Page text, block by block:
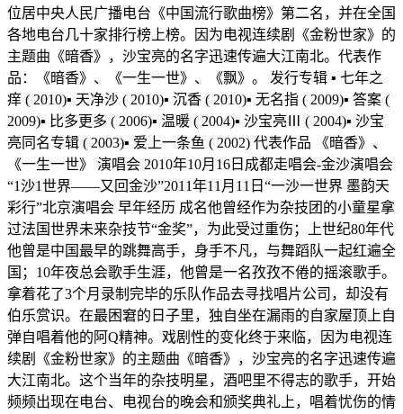
位居中央人民广播电台《中国流行歌曲榜》第二名，并在全国
各地电台几十家排行榜上榜。因为电视连续剧《金粉世家》的
主题曲《暗香》，沙宝亮的名字迅速传遍大江南北。代表作
品：《暗香》、《一生一世》、《飘》。 发行专辑 ▪ 七年之
痒 ( 2010)▪ 天净沙 ( 2010)▪ 沉香 ( 2010)▪ 无名指 ( 2009)▪ 答案 (
2009)▪ 比多更多 ( 2006)▪ 温暖 ( 2004)▪ 沙宝亮Ⅲ ( 2004)▪ 沙宝
亮同名专辑 ( 2003)▪ 爱上一条鱼 ( 2002) 代表作品 《暗香》、
《一生一世》 演唱会 2010年10月16日成都走唱会-金沙演唱会
“1沙1世界——又回金沙”2011年11月11日“一沙一世界 墨韵天
彩行”北京演唱会 早年经历 成名他曾经作为杂技团的小童星拿
过法国世界未来杂技节“金奖”，为此受过重伤；上世纪80年代
他曾是中国最早的跳舞高手，身手不凡，与舞蹈队一起红遍全
国；10年夜总会歌手生涯，他曾是一名孜孜不倦的摇滚歌手。
拿着花了3个月录制完毕的乐队作品去寻找唱片公司，却没有
伯乐赏识。在最困窘的日子里，独自坐在漏雨的自家屋顶上自
弹自唱着他的阿Q精神。戏剧性的变化终于来临，因为电视连
续剧《金粉世家》的主题曲《暗香》，沙宝亮的名字迅速传遍
大江南北。这个当年的杂技明星，酒吧里不得志的歌手，开始
频频出现在电台、电视台的晚会和颁奖典礼上，唱着忧伤的情